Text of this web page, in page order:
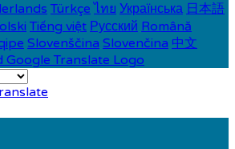
Türkçe ไทย Українська 日本語
Tiếng việt Русский Română
Slovenščina Slovenčina 中文